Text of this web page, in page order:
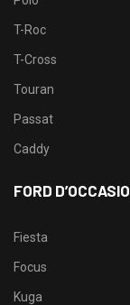
T-Roc
T-Cross
Touran
Passat
Caddy
FORD
Fiesta
Focus
Kuga